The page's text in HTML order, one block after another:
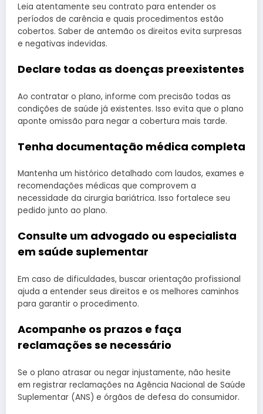
Leia atentamente seu contrato para entender os
períodos de carência e quais procedimentos estão
cobertos. Saber de antemão os direitos evita surpresas
e negativas indevidas.
Declare todas as doenças preexistentes
Ao contratar o plano, informe com precisão todas as
condições de saúde já existentes. Isso evita que o plano
aponte omissão para negar a cobertura mais tarde.
Tenha documentação médica completa
Mantenha um histórico detalhado com laudos, exames e
recomendações médicas que comprovem a
necessidade da cirurgia bariátrica. Isso fortalece seu
pedido junto ao plano.
Consulte um advogado ou especialista
em saúde suplementar
Em caso de dificuldades, buscar orientação profissional
ajuda a entender seus direitos e os melhores caminhos
para garantir o procedimento.
Acompanhe os prazos e faça
reclamações se necessário
Se o plano atrasar ou negar injustamente, não hesite
em registrar reclamações na Agência Nacional de Saúde
Suplementar (ANS) e órgãos de defesa do consumidor.